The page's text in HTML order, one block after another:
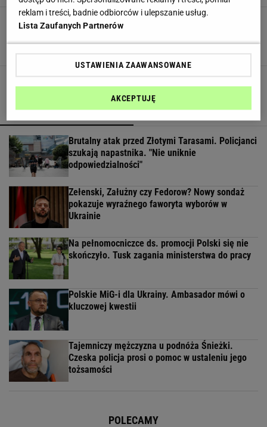
TE desery wyglądają zjawiskowo i są zdrowe [5
INSPIRACJI]
DESER DESERY DIETA FITNESS ŻYWNOŚĆ
POPULARNE NAJNOWSZE
Brutalny atak przed Złotymi Tarasami. Policjanci
szukają napastnika. "Nie uniknie
odpowiedzialności"
Zełenski, Załużny czy Fedorow? Nowy sondaż
pokazuje wyraźnego faworyta wyborów w
Ukrainie
Na pełnomocniczce ds. promocji Polski się nie
skończyło. Tusk zagania ministerstwa do pracy
Polskie MiG-i dla Ukrainy. Ambasador mówi o
kluczowej kwestii
Tajemniczy mężczyzna u podnóża Śnieżki.
Czeska policja prosi o pomoc w ustaleniu jego
tożsamości
POLECAMY
reklam i treści, badnie odbiorców i ulepszanie usług.
Lista Zaufanych Partnerów
USTAWIENIA ZAAWANSOWANE
AKCEPTUJĘ